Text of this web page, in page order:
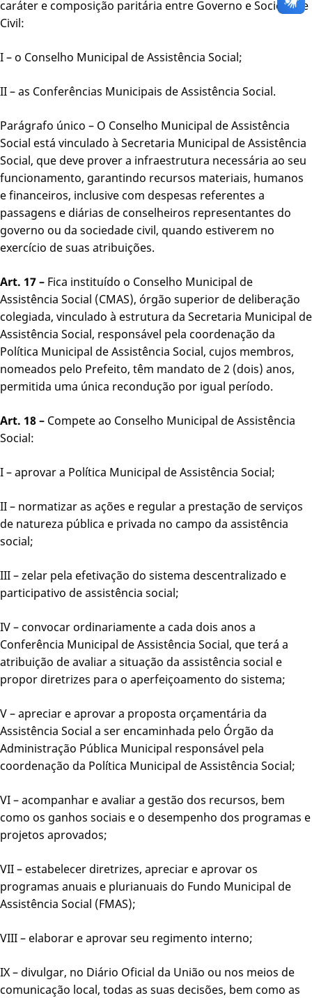
caráter e composição paritária entre Governo e Sociedade
Civil:
I – o Conselho Municipal de Assistência Social;
II – as Conferências Municipais de Assistência Social.
Parágrafo único – O Conselho Municipal de Assistência
Social está vinculado à Secretaria Municipal de Assistência
Social, que deve prover a infraestrutura necessária ao seu
funcionamento, garantindo recursos materiais, humanos
e financeiros, inclusive com despesas referentes a
passagens e diárias de conselheiros representantes do
governo ou da sociedade civil, quando estiverem no
exercício de suas atribuições.
Art. 17 – Fica instituído o Conselho Municipal de
Assistência Social (CMAS), órgão superior de deliberação
colegiada, vinculado à estrutura da Secretaria Municipal de
Assistência Social, responsável pela coordenação da
Política Municipal de Assistência Social, cujos membros,
nomeados pelo Prefeito, têm mandato de 2 (dois) anos,
permitida uma única recondução por igual período.
Art. 18 – Compete ao Conselho Municipal de Assistência
Social:
I – aprovar a Política Municipal de Assistência Social;
II – normatizar as ações e regular a prestação de serviços
de natureza pública e privada no campo da assistência
social;
III – zelar pela efetivação do sistema descentralizado e
participativo de assistência social;
IV – convocar ordinariamente a cada dois anos a
Conferência Municipal de Assistência Social, que terá a
atribuição de avaliar a situação da assistência social e
propor diretrizes para o aperfeiçoamento do sistema;
V – apreciar e aprovar a proposta orçamentária da
Assistência Social a ser encaminhada pelo Órgão da
Administração Pública Municipal responsável pela
coordenação da Política Municipal de Assistência Social;
VI – acompanhar e avaliar a gestão dos recursos, bem
como os ganhos sociais e o desempenho dos programas e
projetos aprovados;
VII – estabelecer diretrizes, apreciar e aprovar os
programas anuais e plurianuais do Fundo Municipal de
Assistência Social (FMAS);
VIII – elaborar e aprovar seu regimento interno;
IX – divulgar, no Diário Oficial da União ou nos meios de
comunicação local, todas as suas decisões, bem como as